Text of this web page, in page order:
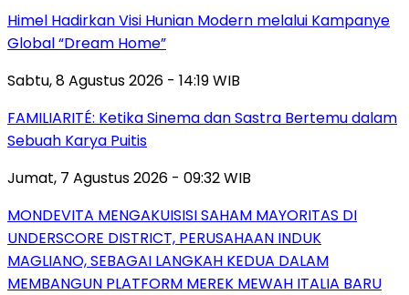
Himel Hadirkan Visi Hunian Modern melalui Kampanye
Global “Dream Home”
Sabtu, 8 Agustus 2026 - 14:19 WIB
FAMILIARITÉ: Ketika Sinema dan Sastra Bertemu dalam
Sebuah Karya Puitis
Jumat, 7 Agustus 2026 - 09:32 WIB
MONDEVITA MENGAKUISISI SAHAM MAYORITAS DI
UNDERSCORE DISTRICT, PERUSAHAAN INDUK
MAGLIANO, SEBAGAI LANGKAH KEDUA DALAM
MEMBANGUN PLATFORM MEREK MEWAH ITALIA BARU